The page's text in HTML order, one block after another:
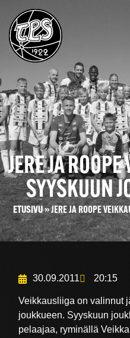
JERE JA
SYYSKUUN
ETUSIVU»JERE JA ROOPE
30.09.2011 20:15
Veikkausliiga on valinnut
joukkueen. Syyskuun
pelaajaa, ryminällä